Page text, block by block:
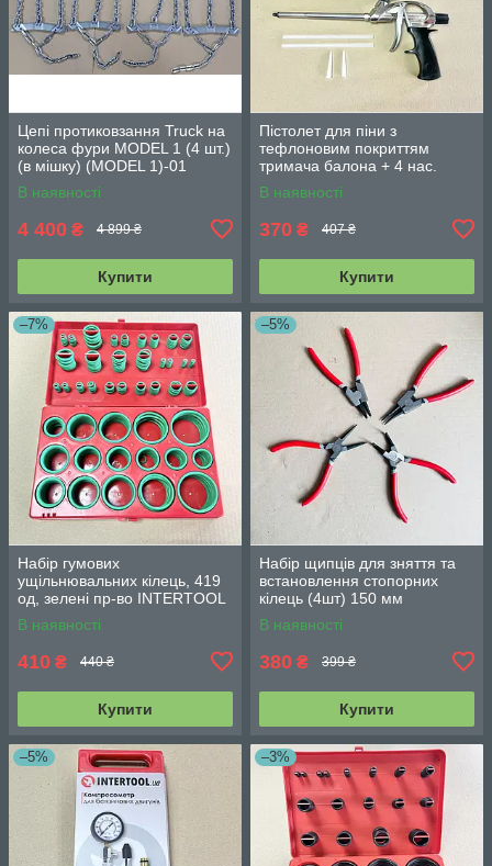
Цепі протиковзання Truck на
колеса фури MODEL 1 (4 шт.)
(в мішку) (MODEL 1)-01
В наявності
4 400 ₴ 4 899 ₴
Купити
Пістолет для піни з
тефлоновим покриттям
тримача балона + 4 нас.
INTERTOOL PT-0604
В наявності
370 ₴ 407 ₴
Купити
–7%
Набір гумових
ущільнювальних кілець, 419
од, зелені пр-во INTERTOOL
AT-5419
В наявності
410 ₴ 440 ₴
Купити
–5%
Набір щипців для зняття та
встановлення стопорних
кілець (4шт) 150 мм
INTERTOOL HT-7001
В наявності
380 ₴ 399 ₴
Купити
–5% –3%